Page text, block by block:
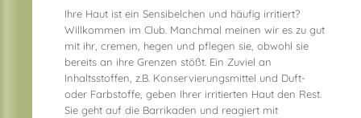
Ihre Haut ist ein Sensibelchen und häufig irritiert?
Willkommen im Club. Manchmal meinen wir es zu gut
mit ihr, cremen, hegen und pflegen sie, obwohl sie
bereits an ihre Grenzen stößt. Ein Zuviel an
Inhaltsstoffen, z.B. Konservierungsmittel und Duft-
oder Farbstoffe, geben Ihrer irritierten Haut den Rest.
Sie geht auf die Barrikaden und reagiert mit